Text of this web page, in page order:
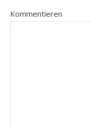
Kommentieren